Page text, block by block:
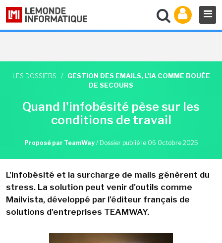
LES DOSSIERS /
GESTION DES EMAILS, L'IA COMME BOUÉE
DE SECOURS
Quand l'infobésité pèse sur les
conditions de travail
Proposé par TeamWay/ Dossier publié le 06 Octobre 2025
L'infobésité et la surcharge de mails génèrent du
stress. La solution peut venir d'outils comme
Mailvista, développé par l'éditeur français de
solutions d'entreprises TEAMWAY.